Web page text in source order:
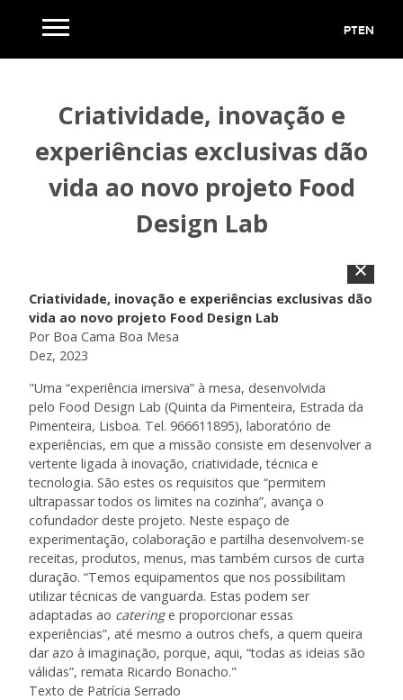
PT EN
Criatividade, inovação e
experiências exclusivas dão
vida ao novo projeto Food
Design Lab
Criatividade, inovação e experiências exclusivas dão
vida ao novo projeto Food Design Lab
Por Boa Cama Boa Mesa
Dez, 2023
"Uma “experiência imersiva” à mesa, desenvolvida
pelo Food Design Lab (Quinta da Pimenteira, Estrada da
Pimenteira, Lisboa. Tel. 966611895), laboratório de
experiências, em que a missão consiste em desenvolver a
vertente ligada à inovação, criatividade, técnica e
tecnologia. São estes os requisitos que “permitem
ultrapassar todos os limites na cozinha”, avança o
cofundador deste projeto. Neste espaço de
experimentação, colaboração e partilha desenvolvem-se
receitas, produtos, menus, mas também cursos de curta
duração. “Temos equipamentos que nos possibilitam
utilizar técnicas de vanguarda. Estas podem ser
adaptadas ao cateringe proporcionar essas
experiências”, até mesmo a outros chefs, a quem queira
dar azo à imaginação, porque, aqui, “todas as ideias são
válidas”, remata Ricardo Bonacho."
Texto de Patrícia Serrado